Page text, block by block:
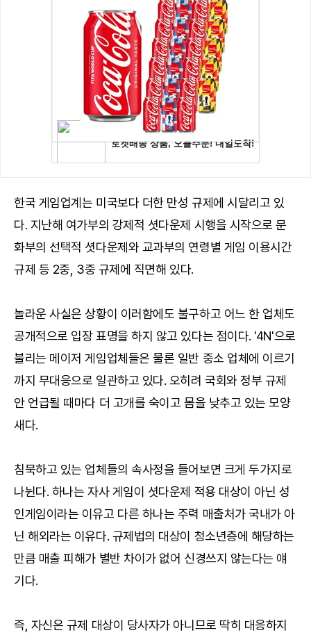
한국 게임업계는 미국보다 더한 만성 규제에 시달리고 있
다. 지난해 여가부의 강제적 셧다운제 시행을 시작으로 문
화부의 선택적 셧다운제와 교과부의 연령별 게임 이용시간
규제 등 2중, 3중 규제에 직면해 있다.
놀라운 사실은 상황이 이러함에도 불구하고 어느 한 업체도
공개적으로 입장 표명을 하지 않고 있다는 점이다. '4N'으로
불리는 메이저 게임업체들은 물론 일반 중소 업체에 이르기
까지 무대응으로 일관하고 있다. 오히려 국회와 정부 규제
안 언급될 때마다 더 고개를 숙이고 몸을 낮추고 있는 모양
새다.
침묵하고 있는 업체들의 속사정을 들어보면 크게 두가지로
나뉜다. 하나는 자사 게임이 셧다운제 적용 대상이 아닌 성
인게임이라는 이유고 다른 하나는 주력 매출처가 국내가 아
닌 해외라는 이유다. 규제법의 대상이 청소년층에 해당하는
만큼 매출 피해가 별반 차이가 없어 신경쓰지 않는다는 얘
기다.
즉, 자신은 규제 대상이 당사자가 아니므로 딱히 대응하지